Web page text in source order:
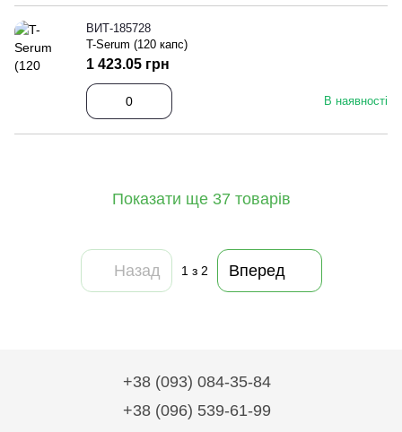
ВИТ-185728
T-Serum (120 капс)
В наявності
1 423.05 грн
Показати ще 37 товарів
Назад 1 з 2 Вперед
+38 (093) 084-35-84
+38 (096) 539-61-99